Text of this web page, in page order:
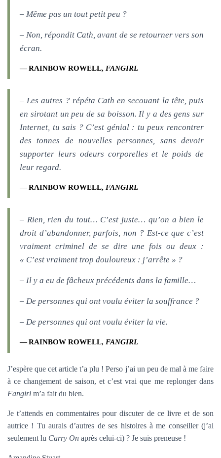
– Même pas un tout petit peu ?
– Non, répondit Cath, avant de se retourner vers son
écran.
RAINBOW ROWELL, FANGIRL
– Les autres ? répéta Cath en secouant la tête, puis
en sirotant un peu de sa boisson. Il y a des gens sur
Internet, tu sais ? C’est génial : tu peux rencontrer
des tonnes de nouvelles personnes, sans devoir
supporter leurs odeurs corporelles et le poids de
leur regard.
RAINBOW ROWELL, FANGIRL
– Rien, rien du tout… C’est juste… qu’on a bien le
droit d’abandonner, parfois, non ? Est-ce que c’est
vraiment criminel de se dire une fois ou deux :
« C’est vraiment trop douloureux : j’arrête » ?
– Il y a eu de fâcheux précédents dans la famille…
– De personnes qui ont voulu éviter la souffrance ?
– De personnes qui ont voulu éviter la vie.
RAINBOW ROWELL, FANGIRL
J’espère que cet article t’a plu ! Perso j’ai un peu de mal à me faire
à ce changement de saison, et c’est vrai que me replonger dans
Fangirl m’a fait du bien.
Je t’attends en commentaires pour discuter de ce livre et de son
autrice ! Tu aurais d’autres de ses histoires à me conseiller (j’ai
seulement lu Carry On après celui-ci) ? Je suis preneuse !